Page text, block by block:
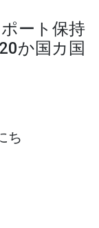
ート保持
か国カ国
ち